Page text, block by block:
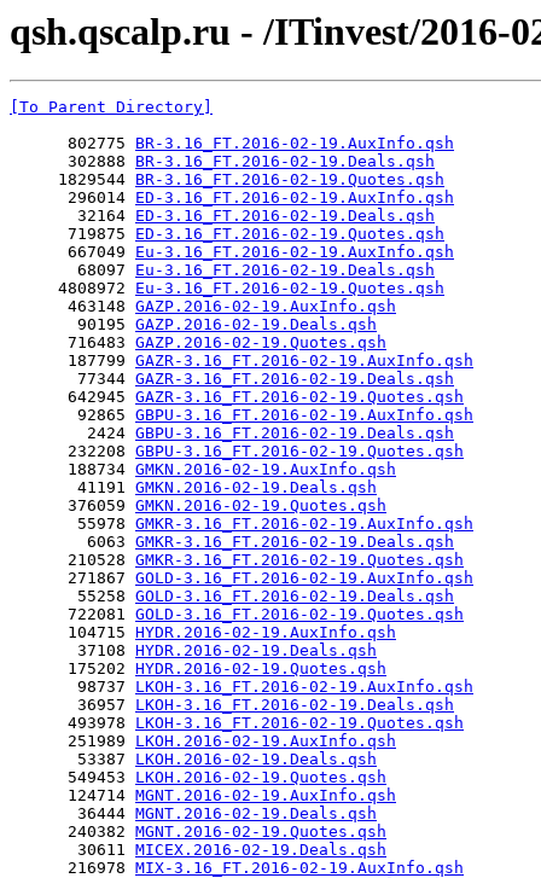
qsh.qscalp.ru - /ITinvest/2016-
[To Parent Directory]
      802775
BR-3.16_FT.2016-02-19.AuxInfo.qsh
      302888
BR-3.16_FT.2016-02-19.Deals.qsh
     1829544
BR-3.16_FT.2016-02-19.Quotes.qsh
      296014
ED-3.16_FT.2016-02-19.AuxInfo.qsh
       32164
ED-3.16_FT.2016-02-19.Deals.qsh
      719875
ED-3.16_FT.2016-02-19.Quotes.qsh
      667049
Eu-3.16_FT.2016-02-19.AuxInfo.qsh
       68097
Eu-3.16_FT.2016-02-19.Deals.qsh
     4808972
Eu-3.16_FT.2016-02-19.Quotes.qsh
      463148
GAZP.2016-02-19.AuxInfo.qsh
       90195
GAZP.2016-02-19.Deals.qsh
      716483
GAZP.2016-02-19.Quotes.qsh
      187799
GAZR-3.16_FT.2016-02-19.AuxInfo.qsh
       77344
GAZR-3.16_FT.2016-02-19.Deals.qsh
      642945
GAZR-3.16_FT.2016-02-19.Quotes.qsh
       92865
GBPU-3.16_FT.2016-02-19.AuxInfo.qsh
        2424
GBPU-3.16_FT.2016-02-19.Deals.qsh
      232208
GBPU-3.16_FT.2016-02-19.Quotes.qsh
      188734
GMKN.2016-02-19.AuxInfo.qsh
       41191
GMKN.2016-02-19.Deals.qsh
      376059
GMKN.2016-02-19.Quotes.qsh
       55978
GMKR-3.16_FT.2016-02-19.AuxInfo.qsh
        6063
GMKR-3.16_FT.2016-02-19.Deals.qsh
      210528
GMKR-3.16_FT.2016-02-19.Quotes.qsh
      271867
GOLD-3.16_FT.2016-02-19.AuxInfo.qsh
       55258
GOLD-3.16_FT.2016-02-19.Deals.qsh
      722081
GOLD-3.16_FT.2016-02-19.Quotes.qsh
      104715
HYDR.2016-02-19.AuxInfo.qsh
       37108
HYDR.2016-02-19.Deals.qsh
      175202
HYDR.2016-02-19.Quotes.qsh
       98737
LKOH-3.16_FT.2016-02-19.AuxInfo.qsh
       36957
LKOH-3.16_FT.2016-02-19.Deals.qsh
      493978
LKOH-3.16_FT.2016-02-19.Quotes.qsh
      251989
LKOH.2016-02-19.AuxInfo.qsh
       53387
LKOH.2016-02-19.Deals.qsh
      549453
LKOH.2016-02-19.Quotes.qsh
      124714
MGNT.2016-02-19.AuxInfo.qsh
       36444
MGNT.2016-02-19.Deals.qsh
      240382
MGNT.2016-02-19.Quotes.qsh
       30611
MICEX.2016-02-19.Deals.qsh
      216978
MIX-3.16_FT.2016-02-19.AuxInfo.qsh